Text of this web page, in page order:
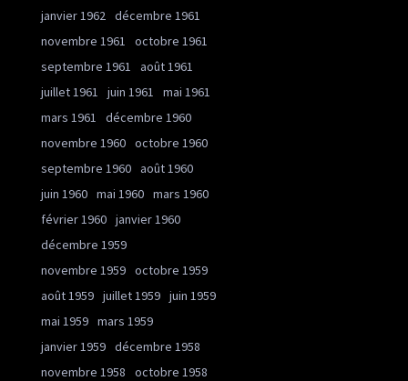
janvier 1962 décembre 1961
novembre 1961
octobre 1961
septembre 1961
août 1961
juillet 1961
juin 1961
mai 1961
mars 1961
décembre 1960
novembre 1960 octobre 1960
septembre 1960 août 1960
juin 1960 mai 1960 mars 1960
février 1960 janvier 1960
décembre 1959
novembre 1959 octobre 1959
août 1959 juillet 1959 juin 1959
mai 1959 mars 1959
janvier 1959 décembre 1958
novembre 1958
octobre 1958